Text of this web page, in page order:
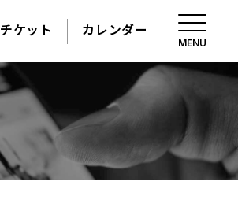
チケット カレンダー
MENU